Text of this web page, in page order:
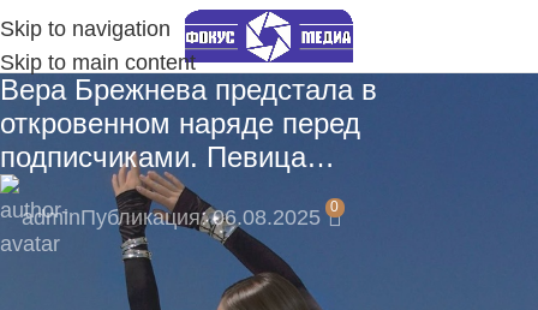
Skip to navigation
Skip to main content
Вера Брежнева предстала в
откровенном наряде перед
подписчиками. Певица…
adminПубликация: 06.08.2025 0
🎁 Подпишитесь сейчас и не пропустите